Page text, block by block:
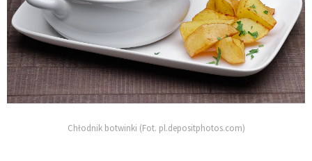
Chłodnik botwinki (Fot. pl.depositphotos.com)